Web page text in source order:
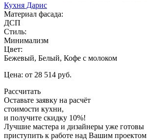
Кухня Дарис
Материал фасада:
ДСП
Стиль:
Минимализм
Цвет:
Бежевый, Белый, Кофе с молоком
Цена: от 28 514 руб.
Рассчитать
Оставьте заявку на расчёт
стоимости кухни,
и получите скидку 10%!
Лучшие мастера и дизайнеры уже готовы
приступить к работе над Вашим проектом